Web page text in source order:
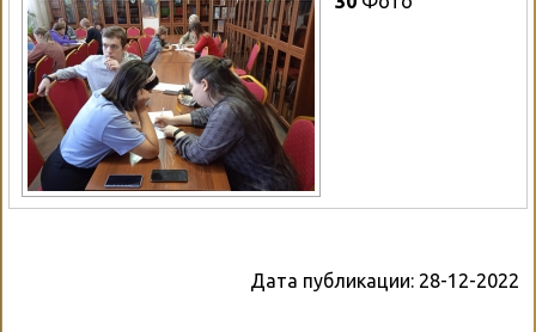
Дата публикации: 28-12-2022